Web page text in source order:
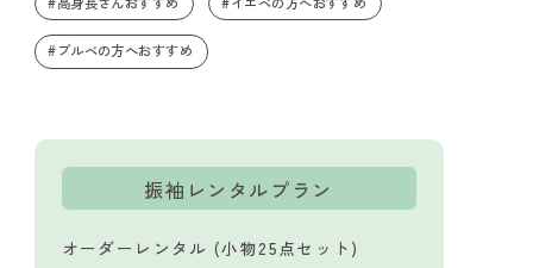
#ブルベの方へおすすめ
振袖レンタルプラン
オーダーレンタル (小物25点セット)